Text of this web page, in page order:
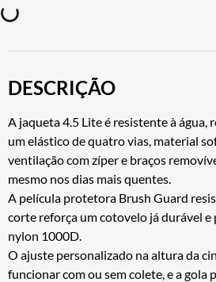
DESCRIÇÃO
A jaqueta 4.5 Lite é resistente à água,
um elástico de quatro vias, material
ventilação com zíper e braços
mesmo nos dias mais quentes.
A película protetora Brush Guard
corte reforça um cotovelo já durável e
nylon 1000D.
O ajuste personalizado na altura da
funcionar com ou sem colete, e a gola